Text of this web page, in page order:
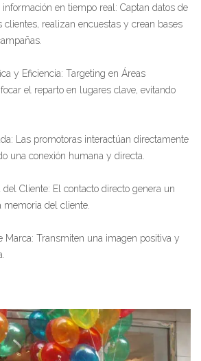
en tiempo real: Captan datos de
clientes, realizan encuestas y crean bases
y Eficiencia: Targeting en Áreas
el reparto en lugares clave, evitando
Las promotoras interactúan directamente
una conexión humana y directa.
del Cliente: El contacto directo genera un
del cliente.
Marca: Transmiten una imagen positiva y